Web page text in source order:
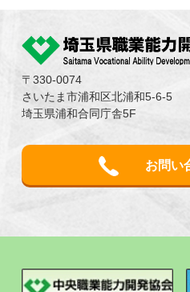
〒330-0074
さいたま市浦和区北浦和5-6-5
埼玉県浦和合同庁舎5F
お問い